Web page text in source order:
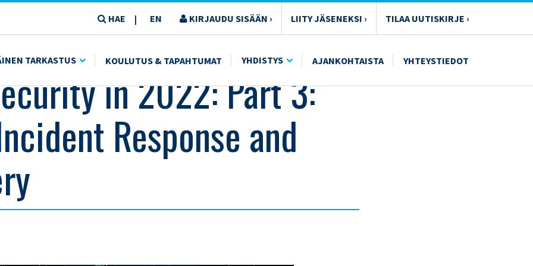
HAE | EN KIRJAUDU SISÄÄN › LIITY JÄSENEKSI › TILAA UUTISKIRJE ›
TARKASTUS KOULUTUS & TAPAHTUMAT YHDISTYS AJANKOHTAISTA YHTEYSTIEDOT
AND RECOVERY
in 2022: Part 3:
Response and